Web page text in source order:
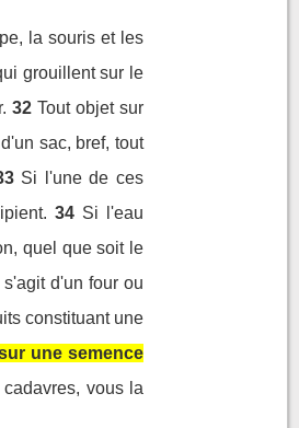
la souris et les
grouillent sur le
32 Tout objet sur
sac, bref, tout
Si l'une de ces
34 Si l'eau
quel que soit le
d'un four ou
constituant une
une semence
vous la